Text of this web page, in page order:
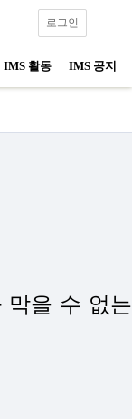
IMS 활동 IMS 공지
로그인
막을 수 없는